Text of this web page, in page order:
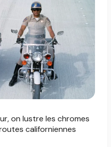
on lustre les chromes
californiennes